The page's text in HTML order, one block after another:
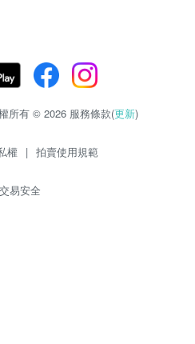
所有 © 2026 服務條款(更新)
權 | 拍賣使用規範
交易安全